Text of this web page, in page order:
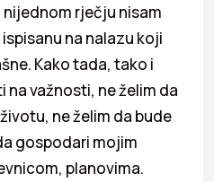
rječju nisam
na nalazu koji
Kako tada, tako i
na važnosti, ne želim da
ne želim da bude
gospodari mojim
planovima.